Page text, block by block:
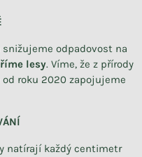
odpadovost na
lesy. Víme, že z přírody
od roku 2020 zapojujeme
natírají každý centimetr